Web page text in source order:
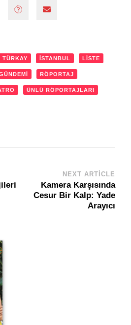
TÜRKAY İSTANBUL LISTE
RÖPORTAJ
ÜNLÜ RÖPORTAJLARI
NEXT ARTICLE
Kamera Karşısında
Cesur Bir Kalp: Yade
Arayıcı